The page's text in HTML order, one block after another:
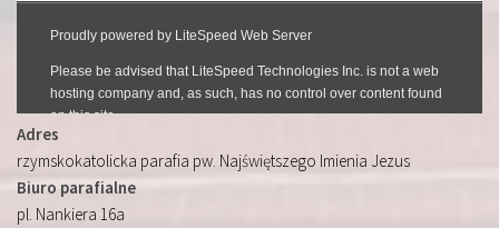
Adres
rzymskokatolicka parafia pw. Najświętszego Imienia Jezus
Biuro parafialne
pl. Nankiera 16a